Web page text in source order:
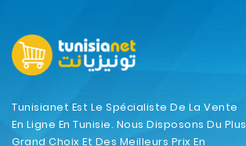
Tunisianet Est Le Spécialiste De La Vente
En Ligne En Tunisie. Nous Disposons Du Plus
Grand Choix Et Des Meilleurs Prix En